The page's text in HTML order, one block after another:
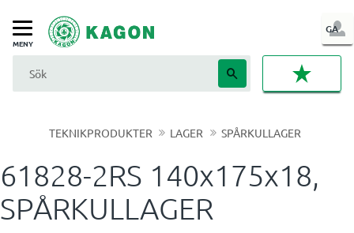
Meny
GA
IN
TEKNIKPRODUKTER LAGER SPÅRKULLAGER
61828-2RS 140x175x18,
SPÅRKULLAGER